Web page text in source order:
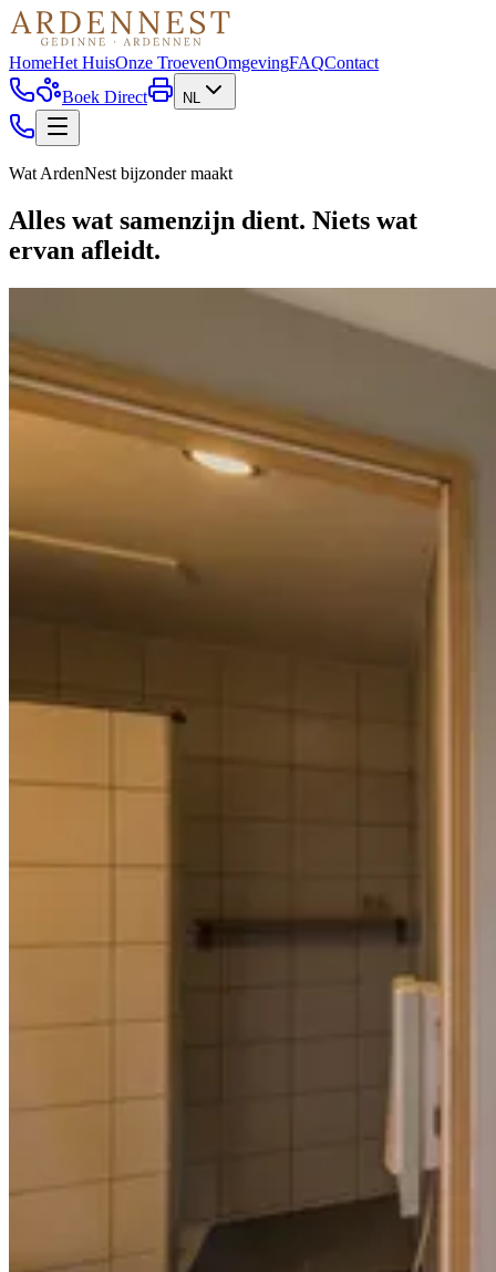
HomeHet HuisOnze TroevenOmgevingFAQContact
Boek Direct
NL
Wat ArdenNest bijzonder maakt
Alles wat samenzijn dient. Niets wat
ervan afleidt.